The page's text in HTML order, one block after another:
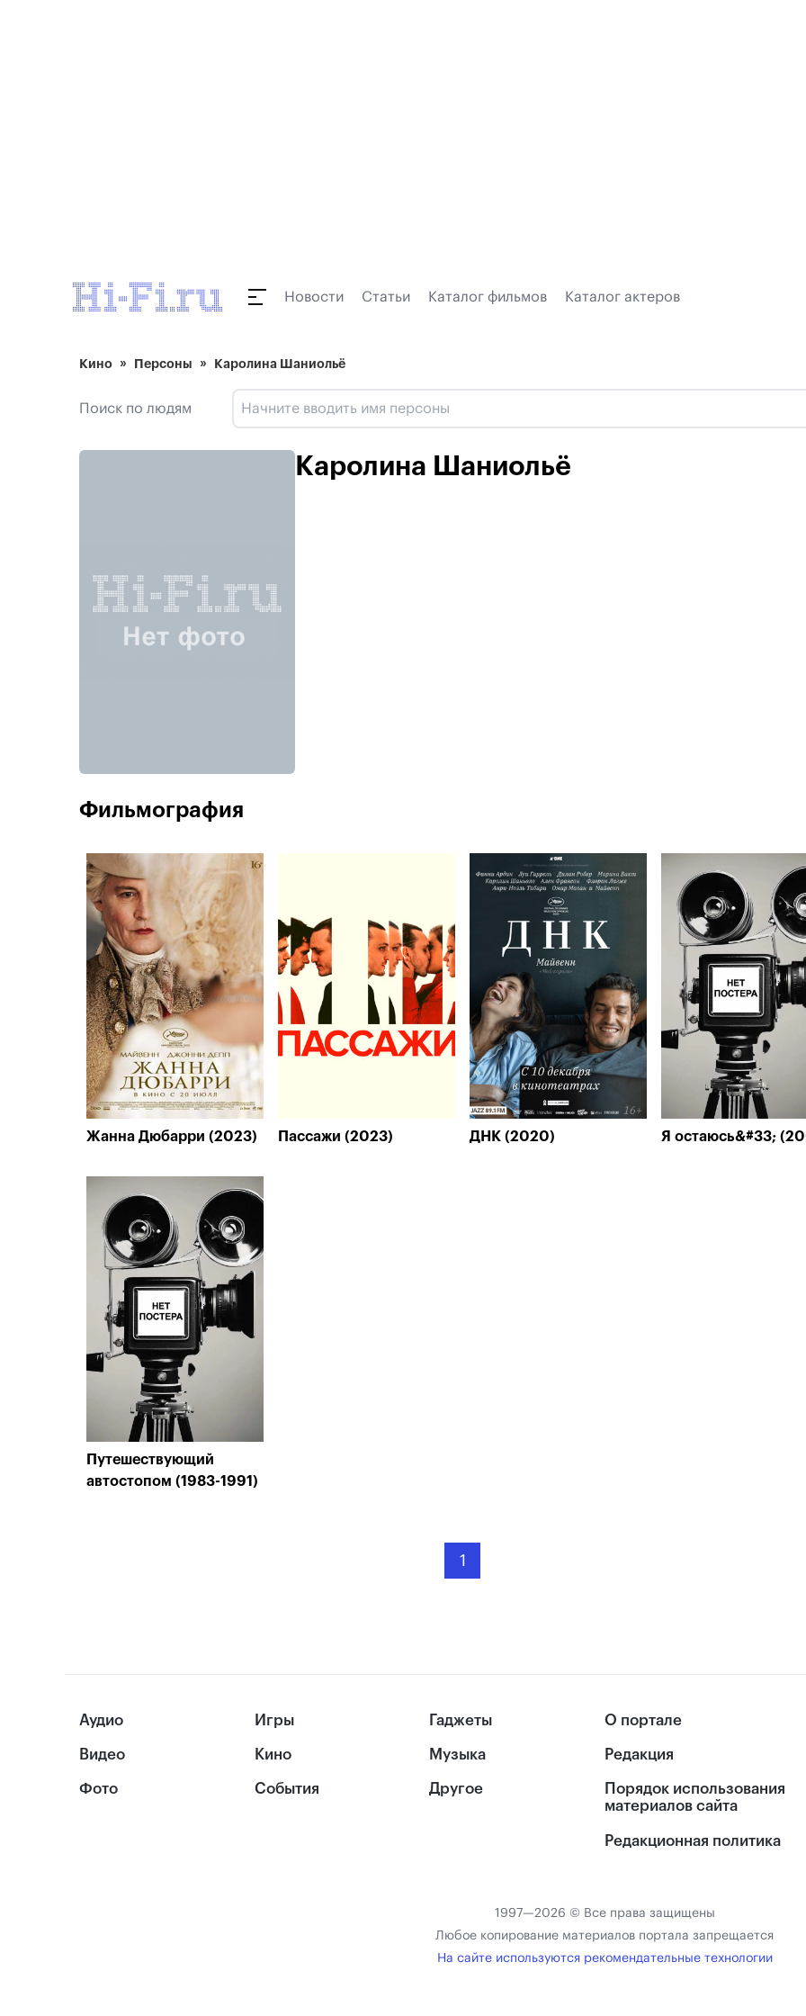
Новости Статьи Каталог фильмов Каталог актеров
Кино Персоны Каролина Шаниольё
Поиск по людям
Каролина Шаниольё
Фильмография
Жанна Дюбарри (2023) Пассажи (2023) ДНК (2020) Я остаюсь&#33;
Путешествующий
автостопом (1983-1991)
1
Аудио
Видео
Фото
Игры
Кино
События
Гаджеты
Музыка
Другое
О портале
Редакция
Порядок использования
материалов сайта
Редакционная политика
1997—2026 © Все права защищены
Любое копирование материалов портала запрещается
На сайте используются рекомендательные технологии